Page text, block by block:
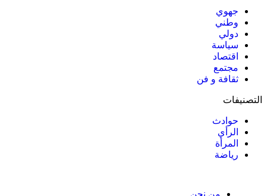
جهوي
وطني
دولي
سياسة
اقتصاد
مجتمع
ثقافة و فن
التصنيفات
حوادث
الرأي
المرأة
رياضة
من نحن